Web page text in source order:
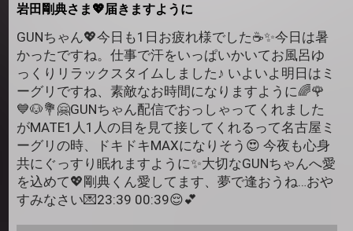
岩田剛典さま💖届きますように
GUNちゃん💖今日も1日お疲れ様でした☕✨今日は暑
かったですね。仕事で汗をいっぱいかいてお風呂ゆ
っくりリラックスタイムしました♪ いよいよ明日はミ
ーグリですね、素敵なお時間になりますように🌈🌹
💙🐶💐🤗GUNちゃん配信でおっしゃってくれました
がMATE1人1人の目を見て接してくれるって名古屋ミ
ーグリの時、ドキドキMAXになりそう😍 今夜も心身
共にぐっすり眠れますように✨大切なGUNちゃんへ愛
を込めて💖剛典くん愛してます、夢で逢おうね…おや
すみなさい💌23:39 00:39😌💕